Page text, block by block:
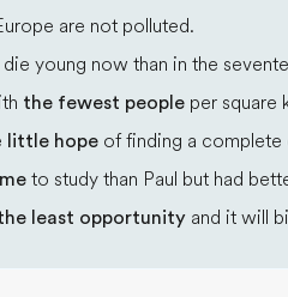
are not polluted.
die young now than in the
the fewest people per square
little hope of finding a
to study than Paul but had
least opportunity and it will